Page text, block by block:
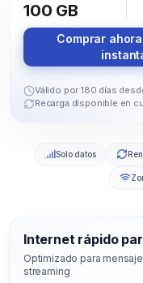
100 GB
Comprar
Válido por 180 días
Recarga disponible en
Solo datos
Internet rápido
Optimizado para
streaming